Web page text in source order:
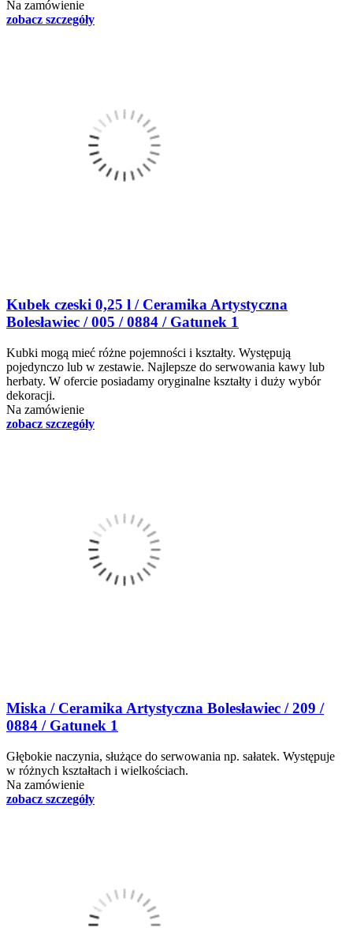
Na zamówienie
zobacz szczegóły
Kubek czeski 0,25 l / Ceramika Artystyczna
Bolesławiec / 005 / 0884 / Gatunek 1
Kubki mogą mieć różne pojemności i kształty. Występują
pojedynczo lub w zestawie. Najlepsze do serwowania kawy lub
herbaty. W ofercie posiadamy oryginalne kształty i duży wybór
dekoracji.
Na zamówienie
zobacz szczegóły
Miska / Ceramika Artystyczna Bolesławiec / 209 /
0884 / Gatunek 1
Głębokie naczynia, służące do serwowania np. sałatek. Występuje
w różnych kształtach i wielkościach.
Na zamówienie
zobacz szczegóły